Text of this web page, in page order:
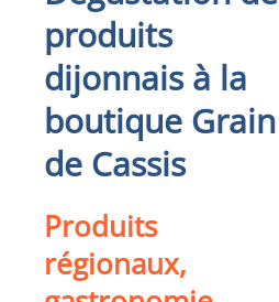
produits
dijonnais à la
boutique Grain
de Cassis
Produits
régionaux,